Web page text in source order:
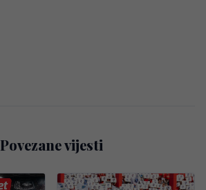
Povezane vijesti